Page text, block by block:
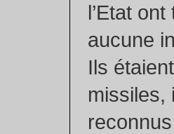
l’Etat
aucune
Ils
missiles,